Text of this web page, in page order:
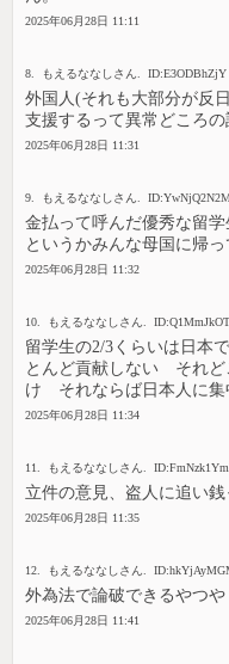
2025年06月28日 11:11
8. もえるななしさん. ID:E3ODBhZjY
外国人(それも大部分が反
支援するって異常どころ
2025年06月28日 11:31
9. もえるななしさん.
金払って呼んだ優秀な留
というかみんな母国に帰
2025年06月28日 11:32
10. もえるななしさん.
留学生の2/3くらいは日本
とんど貢献しない それど
け それならば日本人に集
2025年06月28日 11:34
11. もえるななしさん.
立件の意見、盗人に追い
2025年06月28日 11:35
12. もえるななしさん.
外為法で論破できるやつや
2025年06月28日 11:41